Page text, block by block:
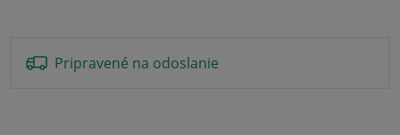
Pripravené na odoslanie